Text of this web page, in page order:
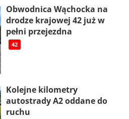
Obwodnica Wąchocka na
drodze krajowej 42 już w
pełni przejezdna
42
Kolejne kilometry
autostrady A2 oddane do
ruchu